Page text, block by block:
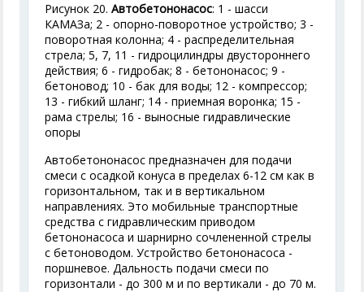
Рисунок 20. Автобетононасос: 1 - шасси
КАМАЗа; 2 - опорно-поворотное устройство; 3 -
поворотная колонна; 4 - распределительная
стрела; 5, 7, 11 - гидроцилиндры двустороннего
действия; 6 - гидробак; 8 - бетононасос; 9 -
бетоновод; 10 - бак для воды; 12 - компрессор;
13 - гибкий шланг; 14 - приемная воронка; 15 -
рама стрелы; 16 - выносные гидравлические
опоры
Автобетононасос предназначен для подачи
смеси с осадкой конуса в пределах 6-12 см как в
горизонтальном, так и в вертикальном
направлениях. Это мобильные транспортные
средства с гидравлическим приводом
бетононасоса и шарнирно сочлененной стрелы
с бетоноводом. Устройство бетононасоса -
поршневое. Дальность подачи смеси по
горизонтали - до 300 м и по вертикали - до 70 м.